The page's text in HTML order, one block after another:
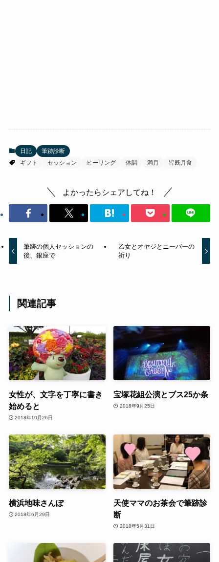
日記
筆跡診断
ギフト
セッション ヒーリング 体調 満月 皆既月食
よかったらシェアしてね！
筆跡の個人セッションの
後、銀座で
乙女とオヤジとニーバーの
祈り
関連記事
女性が、文字を丁寧に書き
始めると
2018年10月26日
宝塚花組公演とブス25か条
2018年9月25日
横浜地味さんぽ
2018年6月29日
天使ママのお茶会で筆跡診
断
2018年5月31日